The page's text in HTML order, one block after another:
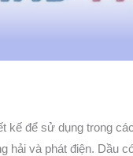
kế để sử dụng trong
hải và phát điện. Dầu